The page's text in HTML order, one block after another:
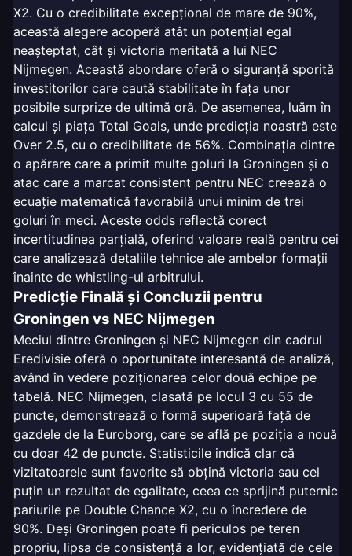
X2. Cu o credibilitate excepțional de mare de 90%,
această alegere acoperă atât un potențial egal
neașteptat, cât și victoria meritată a lui NEC
Nijmegen. Această abordare oferă o siguranță sporită
investitorilor care caută stabilitate în fața unor
posibile surprize de ultimă oră. De asemenea, luăm în
calcul și piața Total Goals, unde predicția noastră este
Over 2.5, cu o credibilitate de 56%. Combinația dintre
o apărare care a primit multe goluri la Groningen și o
atac care a marcat consistent pentru NEC creează o
ecuație matematică favorabilă unui minim de trei
goluri în meci. Aceste odds reflectă corect
incertitudinea parțială, oferind valoare reală pentru cei
care analizează detaliile tehnice ale ambelor formații
înainte de whistling-ul arbitrului.
Predicție Finală și Concluzii pentru
Groningen vs NEC Nijmegen
Meciul dintre Groningen și NEC Nijmegen din cadrul
Eredivisie oferă o oportunitate interesantă de analiză,
având în vedere poziționarea celor două echipe pe
tabelă. NEC Nijmegen, clasată pe locul 3 cu 55 de
puncte, demonstrează o formă superioară față de
gazdele de la Euroborg, care se află pe poziția a nouă
cu doar 42 de puncte. Statisticile indică clar că
vizitatoarele sunt favorite să obțină victoria sau cel
puțin un rezultat de egalitate, ceea ce sprijină puternic
pariurile pe Double Chance X2, cu o încredere de
90%. Deși Groningen poate fi periculos pe teren
propriu, lipsa de consistență a lor, evidențiată de cele